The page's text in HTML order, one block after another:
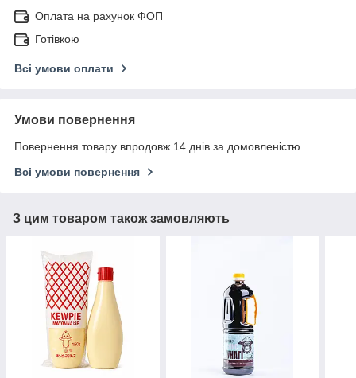
Оплата на рахунок ФОП
Готівкою
Всі умови оплати
Умови повернення
Повернення товару впродовж 14 днів за домовленістю
Всі умови повернення
З цим товаром також замовляють